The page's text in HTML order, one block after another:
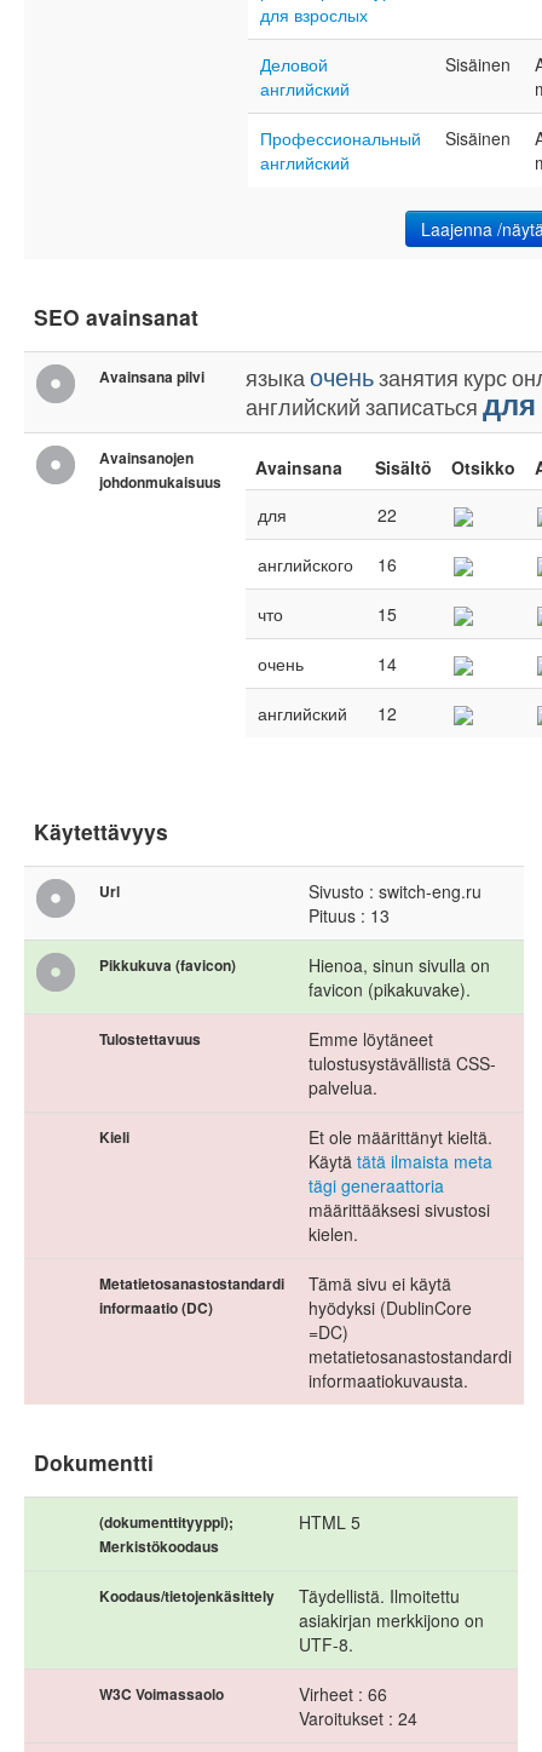
для взрослых
Деловой
английский
Sisäinen
Профессиональный
английский
Sisäinen
Laajenna /
SEO avainsanat
Avainsana pilvi языкаоченьзанятия курс
английскийзаписатьсядля
Avainsanojen
johdonmukaisuus
Avainsana Sisältö Otsikko
для
22
английского 16
что 15
очень 14
английский 12
Käytettävyys
Url
Sivusto : switch-eng.ru
Pituus : 13
Pikkukuva (favicon)
Hienoa, sinun sivulla on
favicon (pikakuvake).
Tulostettavuus
Emme löytäneet
tulostusystävällistä CSS-
palvelua.
Kieli
Et ole määrittänyt kieltä.
Käytä tätä ilmaista meta
tägi generaattoria
määrittääksesi sivustosi
kielen.
Metatietosanastostandardi
informaatio (DC)
Tämä sivu ei käytä
hyödyksi (DublinCore
=DC)
metatietosanastostandardi
informaatiokuvausta.
Dokumentti
(dokumenttityyppi);
Merkistökoodaus
HTML 5
Koodaus/tietojenkäsittely
Täydellistä. Ilmoitettu
asiakirjan merkkijono on
UTF-8.
W3C Voimassaolo
Virheet : 66
Varoitukset : 24